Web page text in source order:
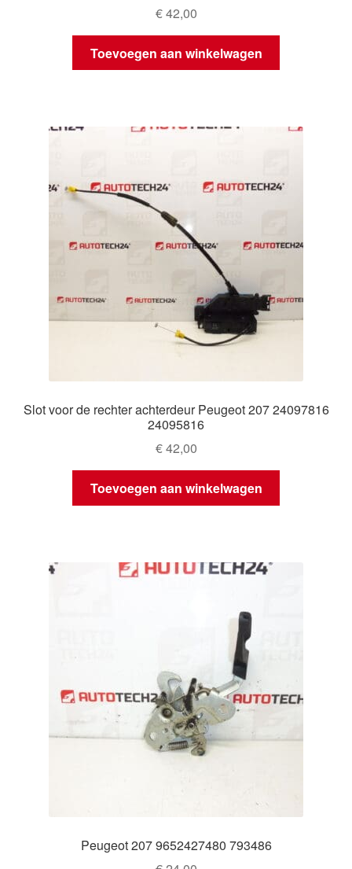
€42,00
Toevoegen aan winkelwagen
Slot voor de rechter achterdeur Peugeot 207 24097816
24095816
€42,00
Toevoegen aan winkelwagen
Peugeot 207 9652427480 793486